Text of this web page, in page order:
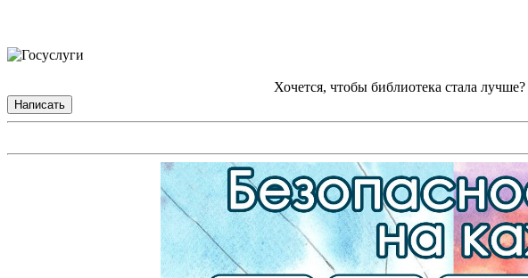
Хочется, чтобы библиотека стала лучше?
Написать